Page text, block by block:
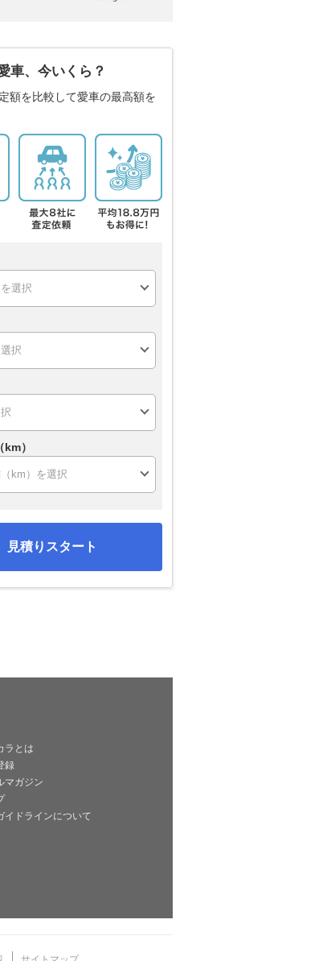
車、今いくら？
額を比較して愛車の最高額を
）
見積りスタート
ラとは
録
マガジン
イドラインについて